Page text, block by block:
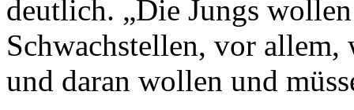
deutlich. „Die Jungs
Schwachstellen, vor
und daran wollen und